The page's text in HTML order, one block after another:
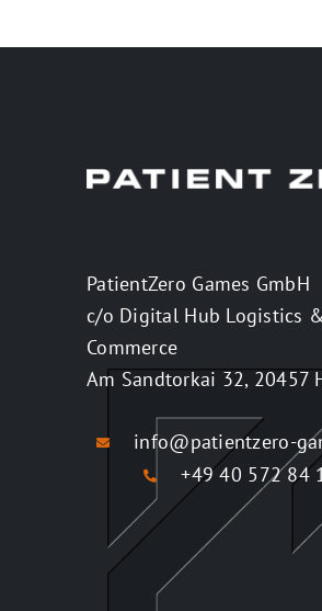
PatientZero Games GmbH
c/o Digital Hub Logistics &
Commerce
Am Sandtorkai 32, 20457
info@patientzero-
+49 40 572 84